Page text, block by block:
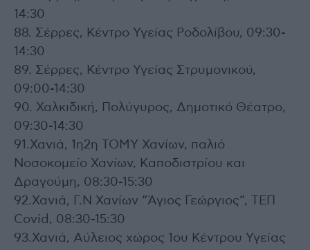
14:30
88. Σέρρες, Κέντρο Υγείας Ροδολίβου, 09:30-
14:30
89. Σέρρες, Κέντρο Υγείας Στρυμονικού,
09:00-14:30
90. Χαλκιδική, Πολύγυρος, Δημοτικό Θέατρο,
09:30-14:30
91.Χανιά, 1η2η ΤΟΜΥ Χανίων, παλιό
Νοσοκομείο Χανίων, Καποδιστρίου και
Δραγούμη, 08:30-15:30
92.Χανιά, Γ.Ν Χανίων “Άγιος Γεώργιος”, ΤΕΠ
Covid, 08:30-15:30
93.Χανιά, Αύλειος χώρος 1ου Κέντρου Υγείας